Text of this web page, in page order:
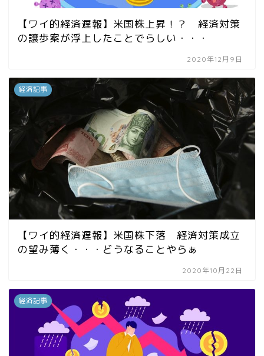
【ワイ的経済遅報】米国株上昇！？ 経済対策
の譲歩案が浮上したことでらしい・・・
2020年12月9日
経済記事
【ワイ的経済遅報】米国株下落 経済対策成立
の望み薄く・・・どうなることやらぁ
2020年10月22日
経済記事